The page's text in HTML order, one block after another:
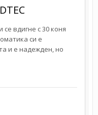
вдигне с 30 коня
си е
и е надежден, но